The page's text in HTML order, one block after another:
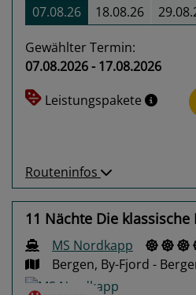
07.08.26
18.08.26
Gewählter Termin:
07.08.2026 - 17.08.2026
Leistungspakete
Routeninfos
11 Nächte Die
MS Nordkapp
Bergen, By-Fjord -